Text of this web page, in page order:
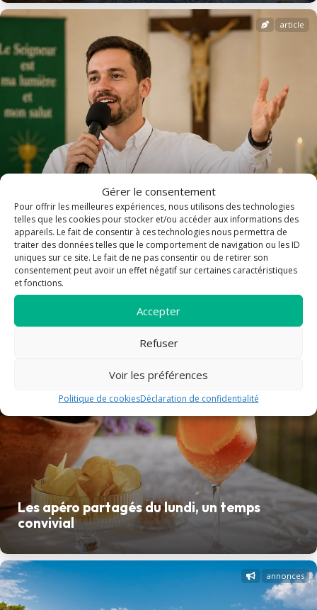
Gérer le consentement
Pour offrir les meilleures expériences, nous utilisons des technologies
telles que les cookies pour stocker et/ou accéder aux informations des
appareils. Le fait de consentir à ces technologies nous permettra de
traiter des données telles que le comportement de navigation ou les ID
uniques sur ce site. Le fait de ne pas consentir ou de retirer son
consentement peut avoir un effet négatif sur certaines caractéristiques
et fonctions.
Accepter
Refuser
Voir les préférences
Politique de cookiesDéclaration de confidentialité
Une nouvelle sono pour Saint-Flavien
article
Les apéro partagés du lundi, un temps
convivial
article
annonces